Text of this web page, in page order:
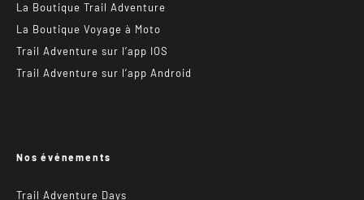
La Boutique Trail Adventure
La Boutique Voyage à Moto
Trail Adventure sur l’app IOS
Trail Adventure sur l’app Android
Nos événements
Trail Adventure Days